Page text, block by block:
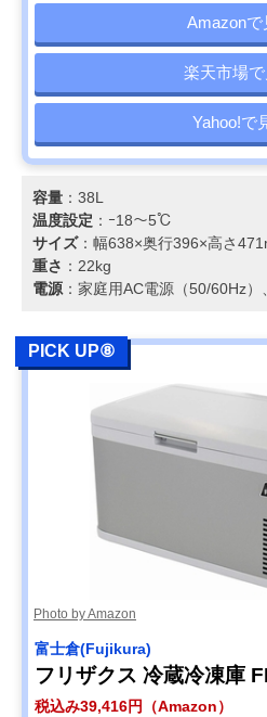
Amazonで
楽天市場で
Yahoo!で
容量 ：38L
温度設定 ：ｰ18～5℃
サイズ：幅638×奥行396×高さ
重さ ：22kg
電源：家庭用AC電源（50/60Hz）
PICK UP⑧
Photo by Amazon
富士倉(Fujikura)
フリザクス 冷蔵冷凍庫
税込み39,416円（Amazon）